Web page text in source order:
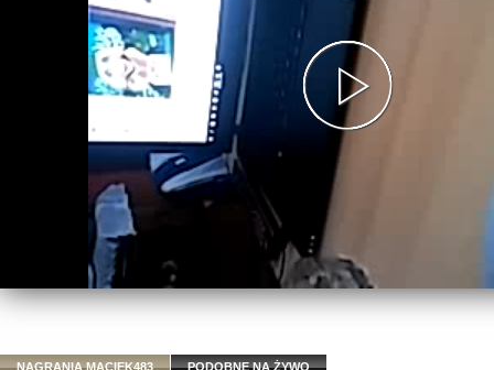
NAGRANIA MACIEK483 PODOBNE NA ŻYWO